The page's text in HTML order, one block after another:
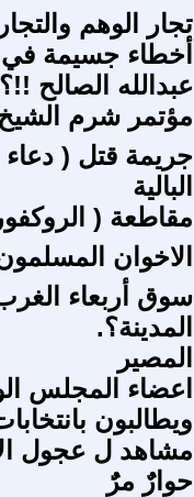
تجار الوهم
أخطاء جسيمة
عبدالله الصالح
مؤتمر شرم الشيخ
جريمة قتل ( دعاء
البالية
مقاطعة (
الاخوان
سوق أربعاء
المدينة؟.
المصير
اعضاء المجلس
ويطالبون
مشاهد ل عجول
حوارٌٌ مرٌُ